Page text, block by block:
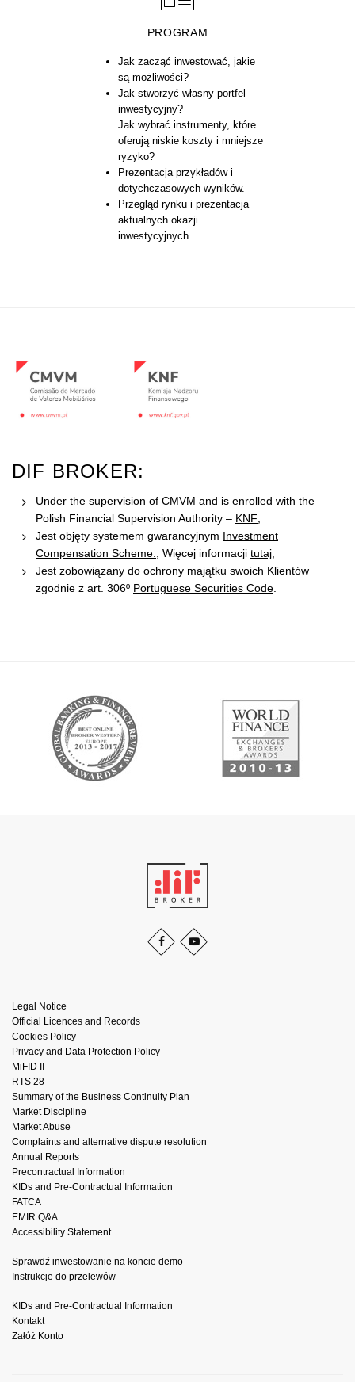
PROGRAM
Jak zacząć inwestować, jakie
są możliwości?
Jak stworzyć własny portfel
inwestycyjny?
Jak wybrać instrumenty, które
oferują niskie koszty i mniejsze
ryzyko?
Prezentacja przykładów i
dotychczasowych wyników.
Przegląd rynku i prezentacja
aktualnych okazji
inwestycyjnych.
DIF BROKER:
Under the supervision of CMVM and is enrolled with the
Polish Financial Supervision Authority – KNF;
Jest objęty systemem gwarancyjnym Investment
Compensation Scheme. ; Więcej informacji tutaj;
Jest zobowiązany do ochrony majątku swoich Klientów
zgodnie z art. 306º Portuguese Securities Code
Legal Notice
Official Licences and Records
Cookies Policy
Privacy and Data Protection Policy
MiFID II
RTS 28
Summary of the Business Continuity Plan
Market Discipline
Market Abuse
Complaints and alternative dispute resolution
Annual Reports
Precontractual Information
KIDs and Pre-Contractual Information
FATCA
EMIR Q&A
Accessibility Statement
Sprawdź inwestowanie na koncie demo
Instrukcje do przelewów
KIDs and Pre-Contractual Information
Kontakt
Załóż Konto